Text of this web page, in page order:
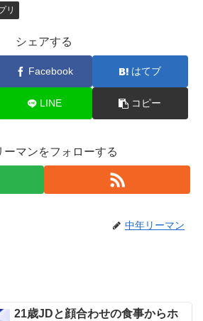
リ
シェアする
Facebook はてブ
LINE コピー
ーマンをフォローする
中年リーマン
21歳JDと顔合わせの食事からホ